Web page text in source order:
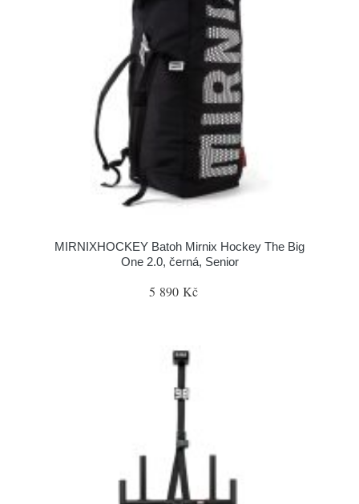
MIRNIXHOCKEY Batoh Mirnix Hockey The Big
One 2.0, černá, Senior
5 890 Kč